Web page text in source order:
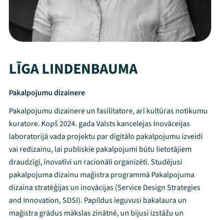
LĪGA LINDENBAUMA
Pakalpojumu dizainere
Pakalpojumu dizainere un fasilitatore, arī kultūras notikumu
kuratore. Kopš 2024. gada Valsts kancelejas Inovāceijas
laboratorijā vada projektu par digitālo pakalpojumu izveidi
vai redizainu, lai publiskie pakalpojumi būtu lietotājiem
draudzīgi, inovatīvi un racionāli organizēti. Studējusi
pakalpojuma dizainu maģistra programmā Pakalpojuma
dizaina stratēģijas un inovācijas (Service Design Strategies
and Innovation, SDSI). Papildus ieguvusi bakalaura un
maģistra grādus mākslas zinātnē, un bijusi izstāžu un